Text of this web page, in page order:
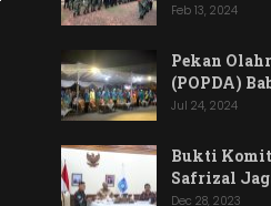
Feb 13, 2024
Pekan
(POPDA)
Jul 24, 2024
Bukti
Safrizal
Dec 28, 2023